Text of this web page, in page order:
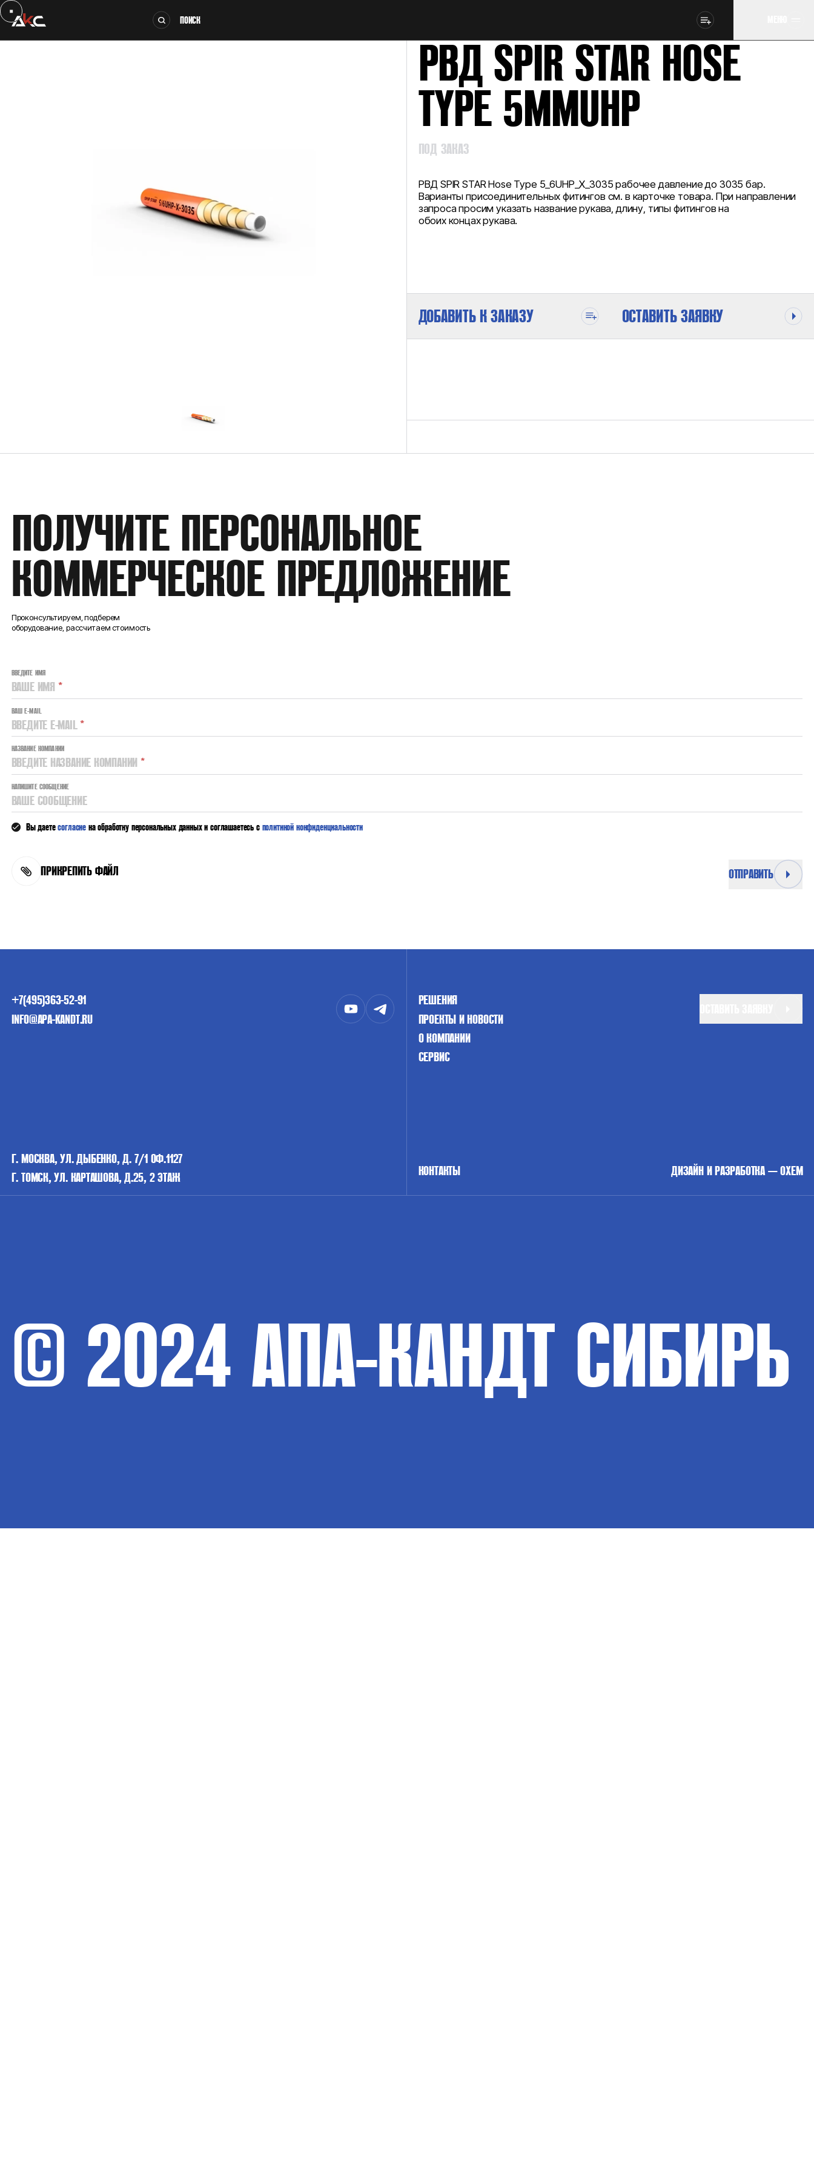
РВД SPIR STAR HOSE
TYPE 5MMUHP
ПОД ЗАКАЗ
РВД SPIR STAR Hose Type 5_6UHP_X_3035 рабочее давление до 3035 бар.
Варианты присоединительных фитингов см. в карточке товара. При направлении
запроса просим указать название рукава, длину, типы фитингов на
обоих концах рукава.
ДОБАВИТЬ К ЗАКАЗУ ОСТАВИТЬ ЗАЯВКУ
РАБОЧАЯ ТЕМПЕРАТУРА
ПОЛУЧИТЕ ПЕРСОНАЛЬНОЕ
КОММЕРЧЕСКОЕ ПРЕДЛОЖЕНИЕ
Проконсультируем, подберем
оборудование, рассчитаем стоимость
ВВЕДИТЕ ИМЯ
ВАШЕ ИМЯ *
ВАШ E-MAIL
ВВЕДИТЕ E-MAIL*
НАЗВАНИЕ КОМПАНИИ
ВВЕДИТЕ НАЗВАНИЕ КОМПАНИИ *
НАПИШИТЕ СООБЩЕНИЕ
ВАШЕ СООБЩЕНИЕ
Вы даетесогласиена обработку персональных данных и соглашаетесь сполитикой конфиденциальности
ПРИКРЕПИТЬ ФАЙЛ ОТПРАВИТЬ
+7(495)363-52-91
INFO@APA-KANDT.RU
Г. МОСКВА, УЛ. ДЫБЕНКО, Д. 7/1 ОФ.1127
Г. ТОМСК, УЛ. КАРТАШОВА, Д.25, 2 ЭТАЖ
РЕШЕНИЯ
ПРОЕКТЫ И НОВОСТИ
О КОМПАНИИ
СЕРВИС
КОНТАКТЫ ДИЗАЙН И РАЗРАБОТКА — OXEM
© 2024АПА-КАНДТ СИБИРЬ